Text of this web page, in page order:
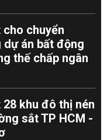
chuyển
dự án bất động
thế chấp ngân
khu đô thị nén
sắt TP HCM -